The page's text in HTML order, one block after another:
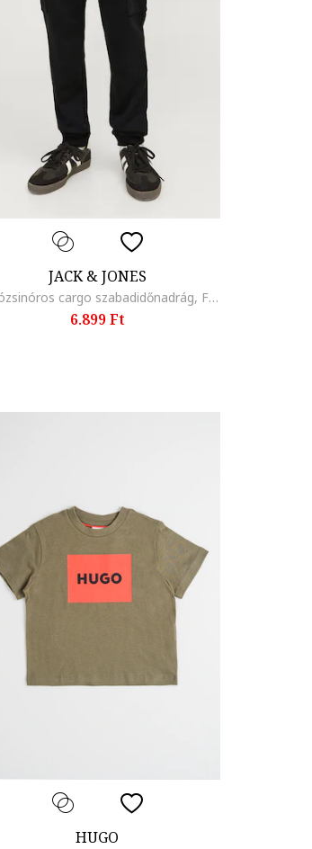
JACK & JONES
Húzózsinóros cargo szabadidőnadrág, Fekete
6.899 Ft
HUGO